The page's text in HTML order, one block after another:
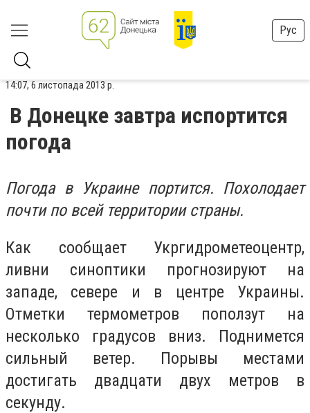
Рус
14:07, 6 листопада 2013 р.
В Донецке завтра испортится
погода
Погода в Украине портится. Похолодает
почти по всей территории страны.
Как сообщает Укргидрометеоцентр,
ливни синоптики прогнозируют на
западе, севере и в центре Украины.
Отметки термометров поползут на
несколько градусов вниз. Поднимется
сильный ветер. Порывы местами
достигать двадцати двух метров в
секунду.